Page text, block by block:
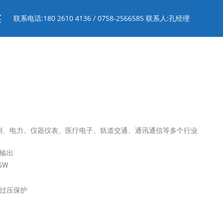
联系电话:180 2610 4136 / 0758-2566585 联系人:孔经理
电力、仪器仪表、医疗电子、轨道交通、通讯通信等多个行业
出
压保护